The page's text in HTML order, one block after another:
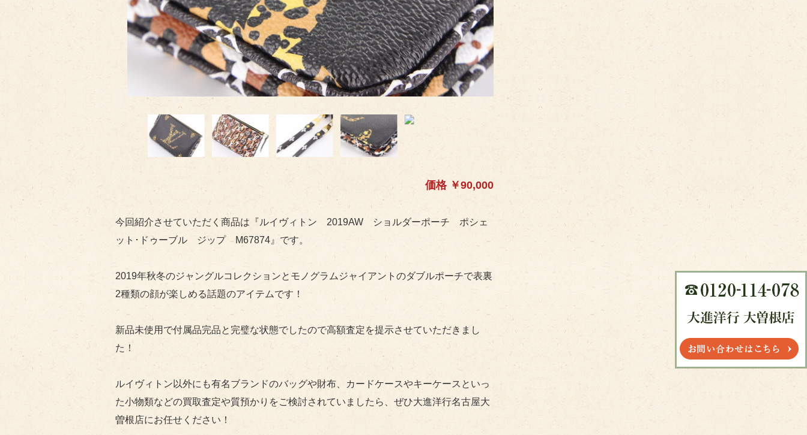
価格 ￥90,000
今回紹介させていただく商品は『ルイヴィトン 2019AW ショルダーポーチ ポシェ
ット･ドゥーブル ジップ M67874』です。
2019年秋冬のジャングルコレクションとモノグラムジャイアントのダブルポーチで表裏
2種類の顔が楽しめる話題のアイテムです！
新品未使用で付属品完品と完璧な状態でしたので高額査定を提示させていただきまし
た！
ルイヴィトン以外にも有名ブランドのバッグや財布、カードケースやキーケースといっ
た小物類などの買取査定や質預かりをご検討されていましたら、ぜひ大進洋行名古屋大
曽根店にお任せください！